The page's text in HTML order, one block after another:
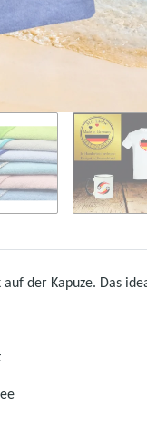
der Kapuze. Das